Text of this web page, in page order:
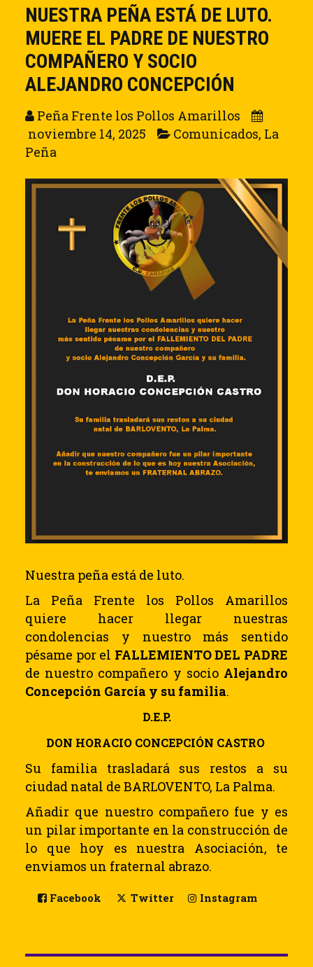
NUESTRA PEÑA ESTÁ DE LUTO.
MUERE EL PADRE DE NUESTRO
COMPAÑERO Y SOCIO
ALEJANDRO CONCEPCIÓN
Peña Frente los Pollos Amarillos
noviembre 14, 2025
Comunicados, La
Peña
Nuestra peña está de luto.
La Peña Frente los Pollos Amarillos
quiere hacer llegar nuestras
condolencias y nuestro más sentido
pésame por el FALLEMIENTO DEL PADRE
de nuestro compañero y socio Alejandro
Concepción García y su familia.
D.E.P.
DON HORACIO CONCEPCIÓN CASTRO
Su familia trasladará sus restos a su
ciudad natal de BARLOVENTO, La Palma.
Añadir que nuestro compañero fue y es
un pilar importante en la construcción de
lo que hoy es nuestra Asociación, te
enviamos un fraternal abrazo.
Facebook Twitter Instagram